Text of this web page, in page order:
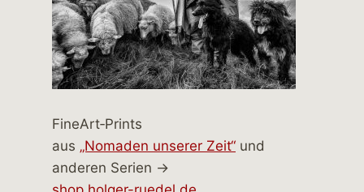
FineArt‑Prints
aus „Nomaden unserer Zeit“ und
anderen Serien →